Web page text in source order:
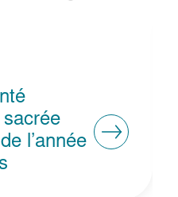
Brousseau
prestigieux Prix
du